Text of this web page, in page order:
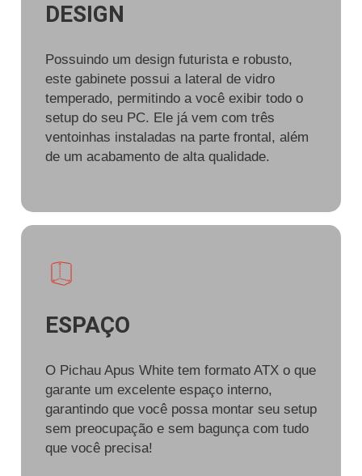
DESIGN
Possuindo um design futurista e robusto,
este gabinete possui a lateral de vidro
temperado, permitindo a você exibir todo o
setup do seu PC. Ele já vem com três
ventoinhas instaladas na parte frontal, além
de um acabamento de alta qualidade.
ESPAÇO
O Pichau Apus White tem formato ATX o que
garante um excelente espaço interno,
garantindo que você possa montar seu setup
sem preocupação e sem bagunça com tudo
que você precisa!